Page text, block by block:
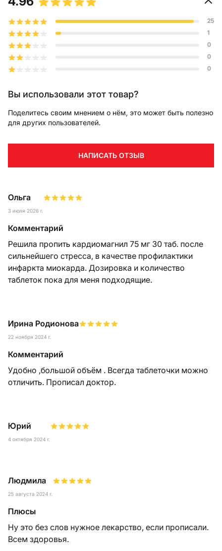
Ольга
3 июля 2026 г.
Комментарий
Решила пропить кардиомагнил 75 мг 30 таб. после
сильнейшего стресса, в качестве профилактики
инфаркта миокарда. Дозировка и количество
таблеток пока для меня подходящие.
Ирина Родионова
22 ноября 2024 г.
Комментарий
Удобно ,большой объём . Всегда таблеточки можно
отличить. Прописал доктор.
Юрий
4 октября 2024 г.
Людмила
25 августа 2024 г.
Плюсы
Ну это без слов нужное лекарство, если прописали.
Всем здоровья.
25
1
0
0
0
Вы использовали этот товар?
Поделитесь своим мнением о нём, это может быть полезно
для других пользователей.
НАПИСАТЬ ОТЗЫВ